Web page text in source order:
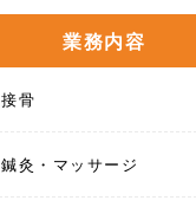
業務内容
接骨
鍼灸・マッサージ